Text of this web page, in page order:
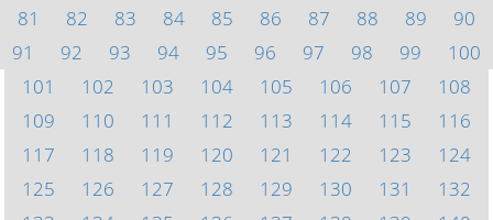
81
82 83 84 85 86 87 88 89
90
91
92 93 94 95 96 97 98 99
100
101
102 103 104 105 106 107
108
109
110 111 112 113 114 115
116
117
118 119 120 121 122 123
124
125
126 127 128 129 130 131
132